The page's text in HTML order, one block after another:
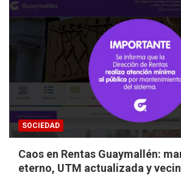
SOCIEDAD
Caos en Rentas Guaymallén:
eterno, UTM actualizada y